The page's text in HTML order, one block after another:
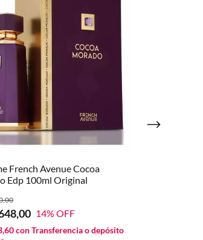
French Avenue Cocoa
Edp 100ml Original
14% OFF
conTransferencia o depósito